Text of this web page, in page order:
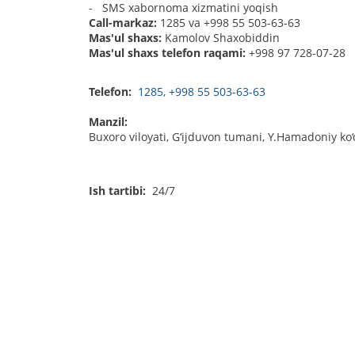
- SMS xabornoma xizmatini yoqish
Call-markaz: 1285 va +998 55 503-63-63
Mas'ul shaxs: Kamolov Shaxobiddin
Mas'ul shaxs telefon raqami: +998 97 728-07-28
Telefon: 1285, +998 55 503-63-63
Manzil:
Buxoro viloyati, G‘ijduvon tumani, Y.Hamadoniy
Ish tartibi: 24/7